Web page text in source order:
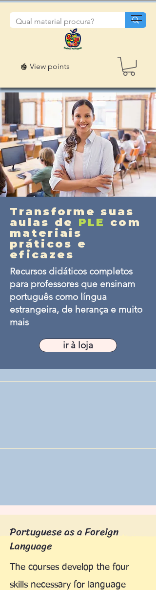
View points
Transforme suas
aulas de PLE com
materiais
práticos e
eficazes
Recursos didáticos completos
para professores que ensinam
português como língua
estrangeira, de herança e muito
mais
ir à loja
Portuguese as a Foreign
Language
The courses develop the four
skills necessary for language